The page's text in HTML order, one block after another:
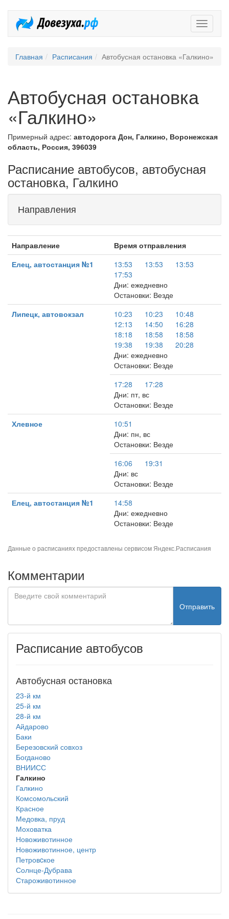
Главная Расписания Автобусная остановка «Галкино»
Автобусная остановка
«Галкино»
Примерный адрес: автодорога Дон, Галкино, Воронежская
область, Россия, 396039
Расписание автобусов, автобусная
остановка, Галкино
Направления
Направление
Время отправления
Елец, автостанция №1
13:53 13:53
13:53
17:53
Дни: ежедневно
Остановки: Везде
Липецк, автовокзал
10:23 10:23
10:48
12:13
14:50
16:28
18:18
18:58
18:58
19:38
19:38
20:28
Дни: ежедневно
Остановки: Везде
17:28
17:28
Дни: пт, вс
Остановки: Везде
Хлевное
10:51
Дни: пн, вс
Остановки: Везде
16:06
19:31
Дни: вс
Остановки: Везде
Елец, автостанция №1
14:58
Дни: ежедневно
Остановки: Везде
Данные о расписаниях предоставлены сервисом Яндекс.Расписания
Комментарии
Отправить
Расписание автобусов
Автобусная остановка
23-й км
25-й км
28-й км
Айдарово
Баки
Березовский совхоз
Богданово
ВНИИСС
Галкино
Галкино
Комсомольский
Красное
Медовка, пруд
Моховатка
Новоживотинное
Новоживотинное, центр
Петровcкое
Солнце-Дубрава
Староживотинное